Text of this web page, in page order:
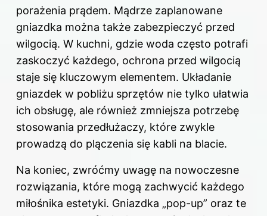
porażenia prądem. Mądrze zaplanowane
gniazdka można także zabezpieczyć przed
wilgocią. W kuchni, gdzie woda często potrafi
zaskoczyć każdego, ochrona przed wilgocią
staje się kluczowym elementem. Układanie
gniazdek w pobliżu sprzętów nie tylko ułatwia
ich obsługę, ale również zmniejsza potrzebę
stosowania przedłużaczy, które zwykle
prowadzą do plączenia się kabli na blacie.
Na koniec, zwróćmy uwagę na nowoczesne
rozwiązania, które mogą zachwycić każdego
miłośnika estetyki. Gniazdka „pop-up” oraz te